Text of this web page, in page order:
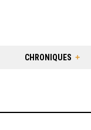
CHRONIQUES